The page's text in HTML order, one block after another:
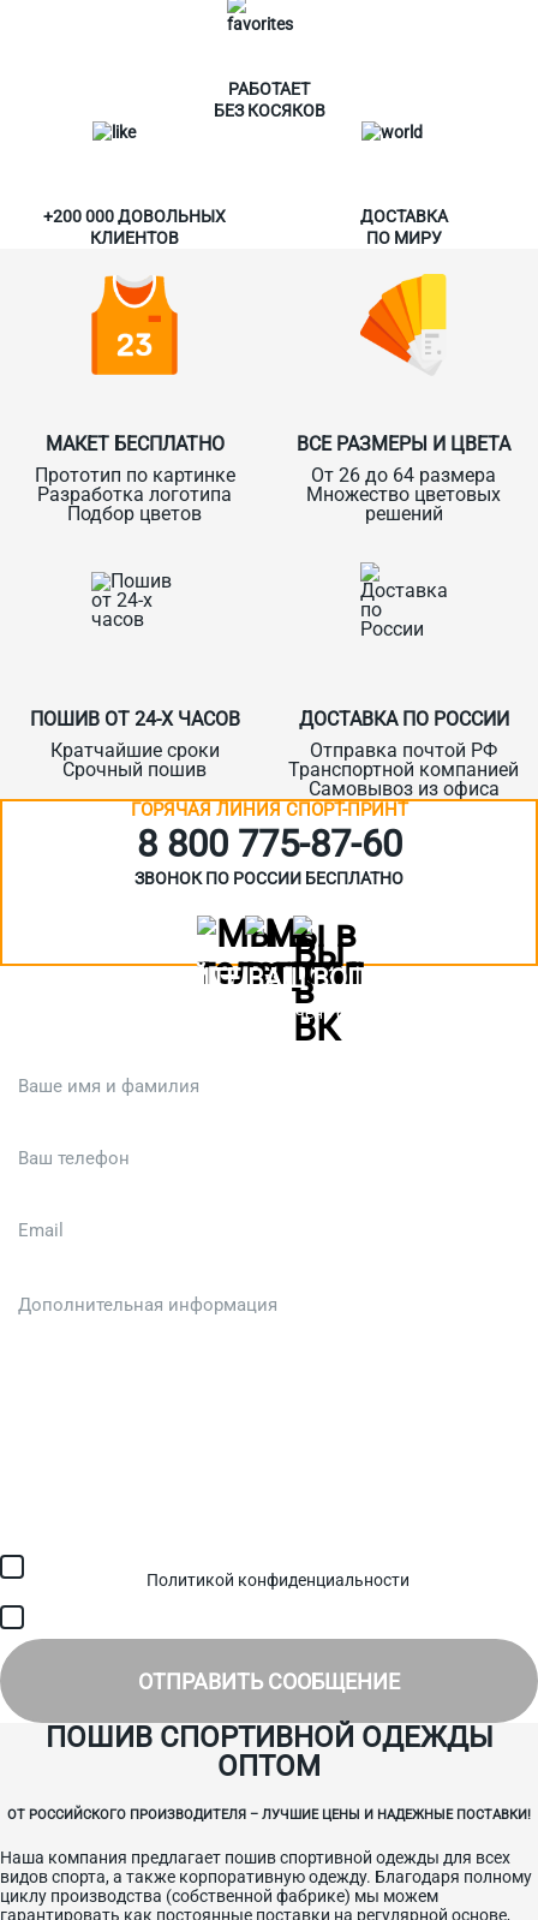
РАБОТАЕТ
БЕЗ КОСЯКОВ
+200 000 ДОВОЛЬНЫХ
КЛИЕНТОВ
ДОСТАВКА
ПО МИРУ
МАКЕТ БЕСПЛАТНО
Прототип по картинке
Разработка логотипа
Подбор цветов
ВСЕ РАЗМЕРЫ И ЦВЕТА
От 26 до 64 размера
Множество цветовых
решений
ПОШИВ ОТ 24-Х ЧАСОВ
Кратчайшие сроки
Срочный пошив
ДОСТАВКА ПО РОССИИ
Отправка почтой РФ
Транспортной компанией
Самовывоз из офиса
ГОРЯЧАЯ ЛИНИЯ СПОРТ-ПРИНТ
8 800 775‑87-60
ЗВОНОК ПО РОССИИ БЕСПЛАТНО
ЗАДАЙТЕ ВАШ ВОПРОС
Или кратко опишите ситуацию. Мы очень быстро свяжемся с вами
Политикой конфиденциальности
ОТПРАВИТЬ СООБЩЕНИЕ
ПОШИВ СПОРТИВНОЙ ОДЕЖДЫ
ОПТОМ
ОТ РОССИЙСКОГО ПРОИЗВОДИТЕЛЯ – ЛУЧШИЕ ЦЕНЫ И НАДЕЖНЫЕ ПОСТАВКИ!
Наша компания предлагает пошив спортивной одежды для всех
видов спорта, а также корпоративную одежду. Благодаря полному
циклу производства (собственной фабрике) мы можем
гарантировать как постоянные поставки на регулярной основе,